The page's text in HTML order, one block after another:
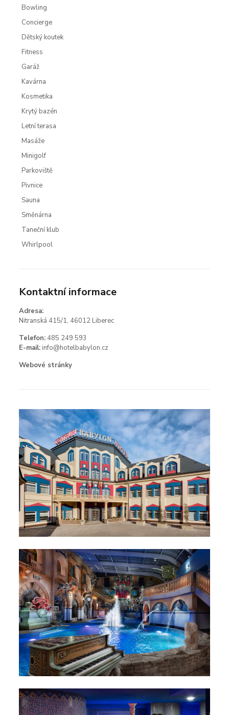
Bowling
Concierge
Dětský koutek
Fitness
Garáž
Kavárna
Kosmetika
Krytý bazén
Letní terasa
Masáže
Minigolf
Parkoviště
Pivnice
Sauna
Směnárna
Taneční klub
Whirlpool
Kontaktní informace
Adresa:
Nitranská 415/1, 46012 Liberec
Telefon: 485 249 593
E-mail: info@hotelbabylon.cz
Webové stránky